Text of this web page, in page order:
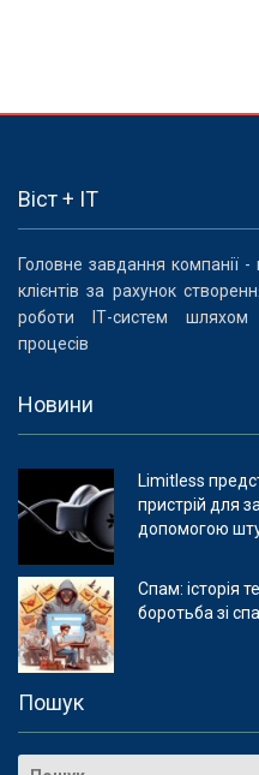
Віст + IT
Головне завдання компанії -
клієнтів за рахунок
роботи ІТ-систем шляхом
процесів
Новини
Limitless
пристрій для
допомогою
Спам: історія
боротьба зі
Пошук